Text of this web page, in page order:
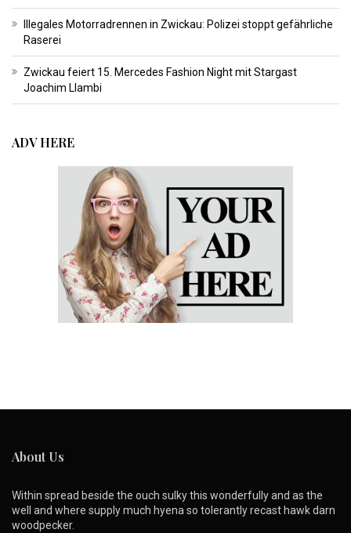
Illegales Motorradrennen in Zwickau: Polizei stoppt gefährliche
Raserei
Zwickau feiert 15. Mercedes Fashion Night mit Stargast
Joachim Llambi
ADV HERE
About Us
Within spread beside the ouch sulky this wonderfully and as the
well and where supply much hyena so tolerantly recast hawk darn
woodpecker.